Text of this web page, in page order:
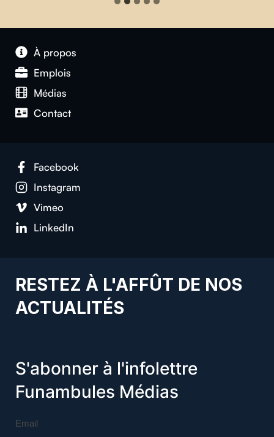
À propos
Emplois
Médias
Contact
Facebook
Instagram
Vimeo
LinkedIn
RESTEZ À L'AFFÛT DE NOS
ACTUALITÉS
S'abonner à l'infolettre
Funambules Médias
Email